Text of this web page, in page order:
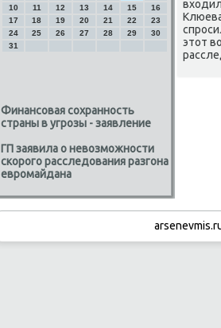
10
11 12 13 14 15
16
17
18 19 20 21 22
23
24
25 26 27 28 29
30
31
Финансовая сохранность
страны в угрозы - заявление
ГП заявила о невозможности
скорого расследования разгона
евромайдана
этот